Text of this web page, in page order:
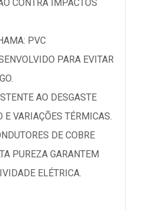
CONTRA IMPACTOS
PVC
PARA EVITAR
AO DESGASTE
E VARIAÇÕES TÉRMICAS.
DE COBRE
PUREZA GARANTEM
ELÉTRICA.